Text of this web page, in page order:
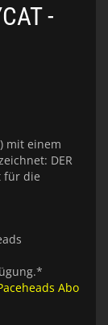
-
mit einem
DER
für die
Abo